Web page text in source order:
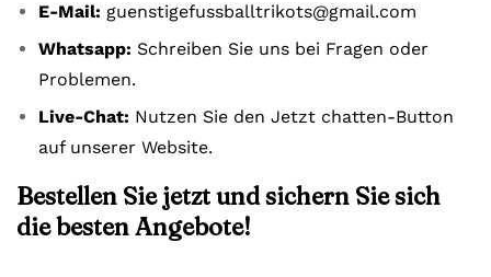
E-Mail: guenstigefussballtrikots@gmail.com
Whatsapp: Schreiben Sie uns bei Fragen oder
Problemen.
Live-Chat: Nutzen Sie den Jetzt chatten-Button
auf unserer Website.
Bestellen Sie jetzt und sichern Sie sich
die besten Angebote!